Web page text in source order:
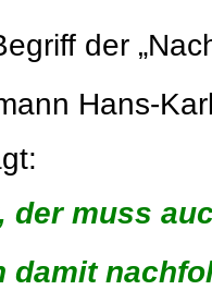
der
Hans-
der muss
damit